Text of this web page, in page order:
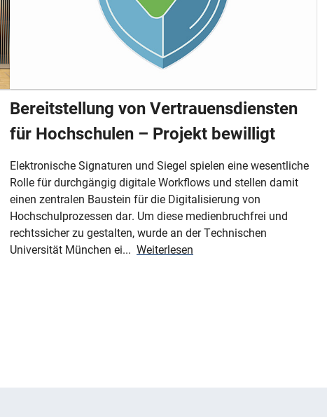
Bereitstellung von Vertrauensdiensten
für Hochschulen – Projekt bewilligt
Elektronische Signaturen und Siegel spielen eine wesentliche
Rolle für durchgängig digitale Workflows und stellen damit
einen zentralen Baustein für die Digitalisierung von
Hochschulprozessen dar. Um diese medienbruchfrei und
rechtssicher zu gestalten, wurde an der Technischen
Universität München ei... Weiterlesen